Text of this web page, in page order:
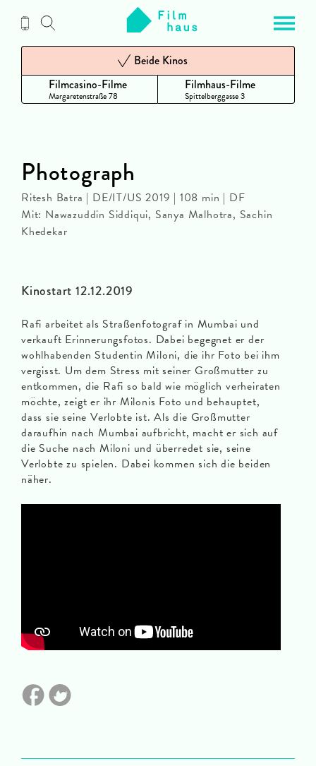
Inhalt
Filmcasino-Filme
Margaretenstraße 78
Beide Kinos
Filmhaus-Filme
Spittelberggasse 3
Kinostart 12.12.2019
Rafi arbeitet als Straßenfotograf in Mumbai und
verkauft Erinnerungsfotos. Dabei begegnet er der
wohlhabenden Studentin Miloni, die ihr Foto bei ihm
vergisst. Um dem Stress mit seiner Großmutter zu
entkommen, die Rafi so bald wie möglich verheiraten
möchte, zeigt er ihr Milonis Foto und behauptet,
dass sie seine Verlobte ist. Als die Großmutter
daraufhin nach Mumbai aufbricht, macht er sich auf
die Suche nach Miloni und überredet sie, seine
Verlobte zu spielen. Dabei kommen sich die beiden
näher.
Photograph
Ritesh Batra | DE/IT/US 2019 | 108 min | DF
Mit: Nawazuddin Siddiqui, Sanya Malhotra, Sachin
Khedekar